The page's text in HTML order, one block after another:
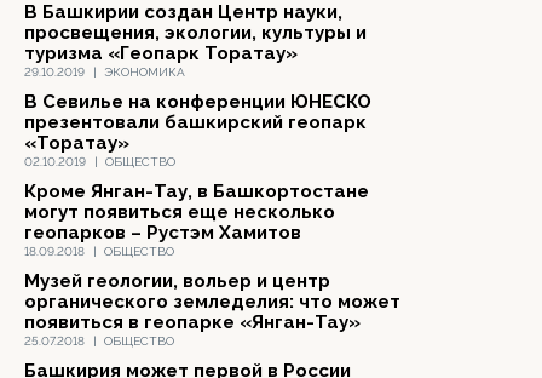
29.10.2019 | ЭКОНОМИКА
В Башкирии создан Центр науки,
просвещения, экологии, культуры и
туризма «Геопарк Торатау»
02.10.2019 | ОБЩЕСТВО
В Севилье на конференции ЮНЕСКО
презентовали башкирский геопарк
«Торатау»
18.09.2018 | ОБЩЕСТВО
Кроме Янган-Тау, в Башкортостане
могут появиться еще несколько
геопарков – Рустэм Хамитов
25.07.2018 | ОБЩЕСТВО
Музей геологии, вольер и центр
органического земледелия: что может
появиться в геопарке «Янган-Тау»
Башкирия может первой в России